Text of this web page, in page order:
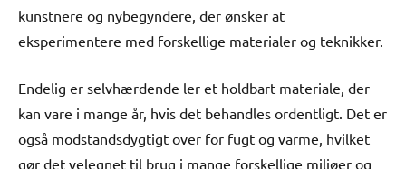
kunstnere og nybegyndere, der ønsker at
eksperimentere med forskellige materialer og teknikker.
Endelig er selvhærdende ler et holdbart materiale, der
kan vare i mange år, hvis det behandles ordentligt. Det er
også modstandsdygtigt over for fugt og varme, hvilket
gør det velegnet til brug i mange forskellige miljøer og